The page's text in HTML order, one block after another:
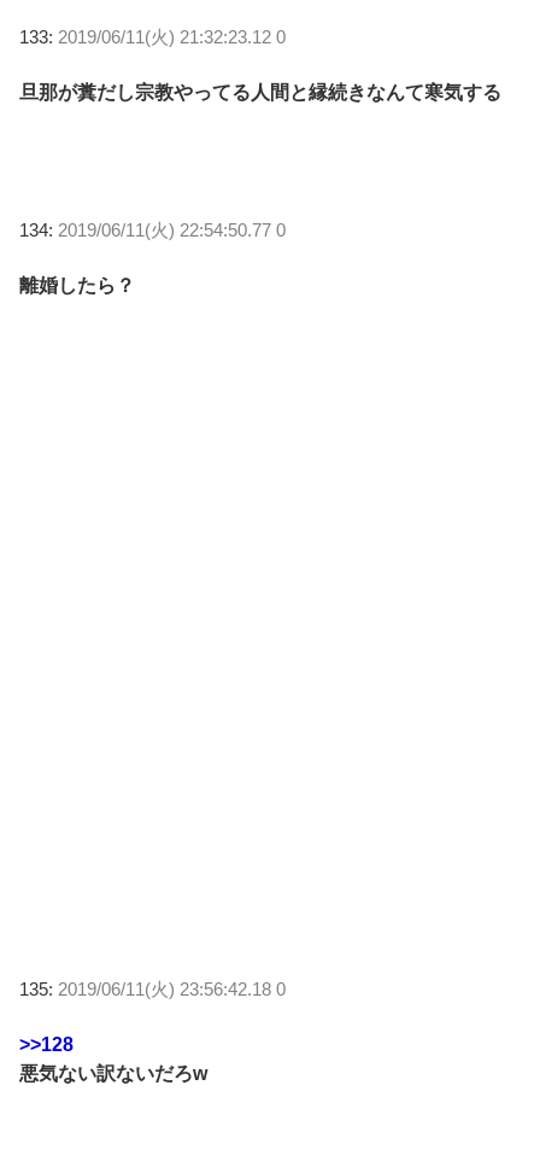
133: 2019/06/11(火) 21:32:23.12 0
旦那が糞だし宗教やってる人間と縁続きなんて寒気する
134: 2019/06/11(火) 22:54:50.77 0
離婚したら？
135: 2019/06/11(火) 23:56:42.18 0
>>128
悪気ない訳ないだろw